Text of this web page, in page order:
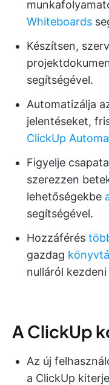
Whiteboards
Készítsen,
segítségével.
Automatizálja
jelentéseket,
ClickUp
Figyelje
szerezzen
lehetőségekbe
segítségével.
Hozzáférés
gazdag
nulláról
A ClickUp
Az új
a ClickUp